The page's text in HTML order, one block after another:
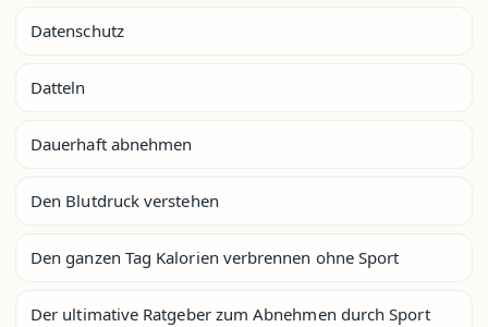
Datenschutz
Datteln
Dauerhaft abnehmen
Den Blutdruck verstehen
Den ganzen Tag Kalorien verbrennen ohne Sport
Der ultimative Ratgeber zum Abnehmen durch Sport